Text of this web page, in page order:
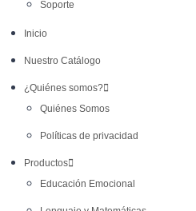
Soporte
Inicio
Nuestro Catálogo
¿Quiénes somos?
Quiénes Somos
Políticas de privacidad
Productos
Educación Emocional